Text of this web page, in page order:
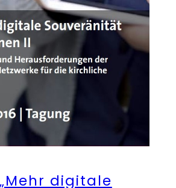
digitale